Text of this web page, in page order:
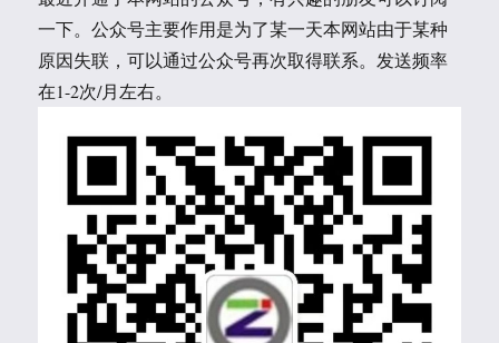
一下。公众号主要作用是为了某一天本网站由于某种
原因失联，可以通过公众号再次取得联系。发送频率
在1-2次/月左右。